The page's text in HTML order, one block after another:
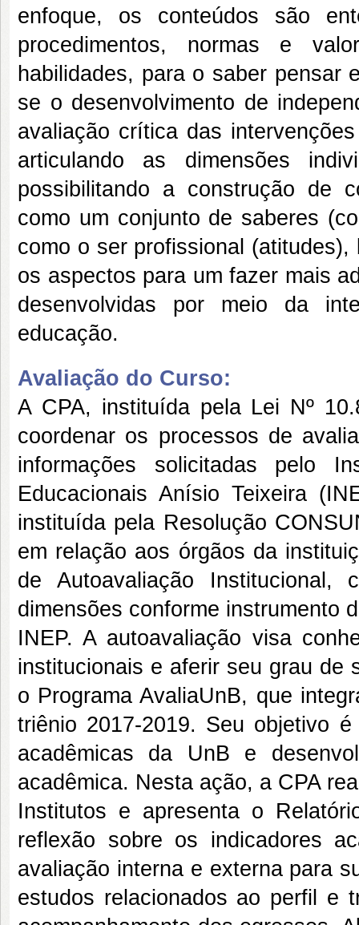
enfoque, os conteúdos são
procedimentos, normas e
habilidades, para o saber pensar
se o desenvolvimento de
avaliação crítica das
articulando as dimensões
possibilitando a construção de
como um conjunto de saberes
como o ser profissional
os aspectos para um fazer mais
desenvolvidas por meio da
educação.
Avaliação do Curso:
A CPA, instituída pela Lei Nº
coordenar os processos de
informações solicitadas pelo
Educacionais Anísio Teixeira
instituída pela Resolução
em relação aos órgãos da
de Autoavaliação
dimensões conforme instrumento
INEP. A autoavaliação visa
institucionais e aferir seu grau de
o Programa AvaliaUnB, que
triênio 2017-2019. Seu objetivo
acadêmicas da UnB e
acadêmica. Nesta ação, a CPA
Institutos e apresenta o
reflexão sobre os indicadores
avaliação interna e externa para
estudos relacionados ao perfil e